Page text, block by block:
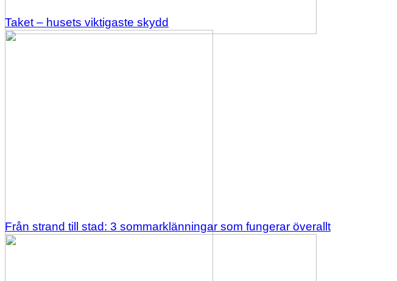
Taket – husets viktigaste skydd
Från strand till stad: 3 sommarklänningar som fungerar överallt